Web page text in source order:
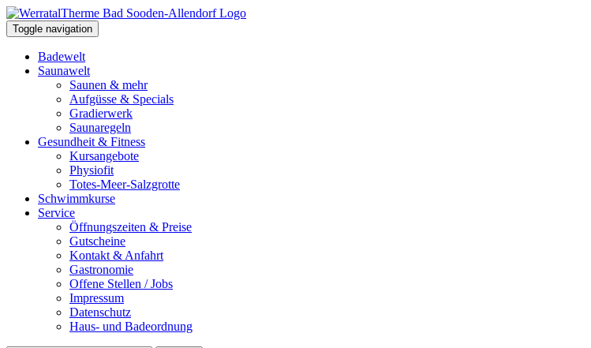
Toggle navigation
Badewelt
Saunawelt
Saunen & mehr
Aufgüsse & Specials
Gradierwerk
Saunaregeln
Gesundheit & Fitness
Kursangebote
Physiofit
Totes-Meer-Salzgrotte
Schwimmkurse
Service
Öffnungszeiten & Preise
Gutscheine
Kontakt & Anfahrt
Gastronomie
Offene Stellen / Jobs
Impressum
Datenschutz
Haus- und Badeordnung